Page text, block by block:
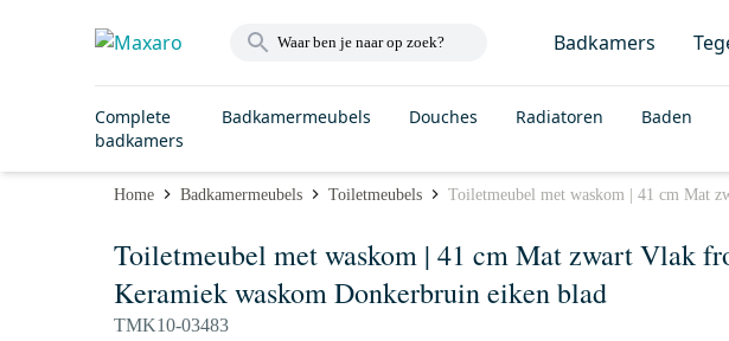
Badkamers
Complete
badkamers
Badkamermeubels Douches Radiatoren Baden
Home Badkamermeubels Toiletmeubels Toiletmeubel met waskom | 41 cm Mat
Toiletmeubel met waskom | 41 cm Mat zwart Vlak
Keramiek waskom Donkerbruin eiken blad
TMK10-03483